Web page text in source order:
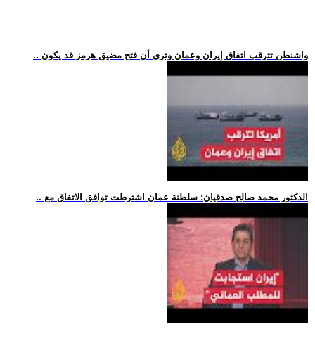
.. واشنطن تترقب اتفاق إيران وعمان وترى أن فتح مضيق هرمز قد يكون
.. الدكتور محمد صالح صدقيان: سلطنة عمان اشترطت توافق الاتفاق مع